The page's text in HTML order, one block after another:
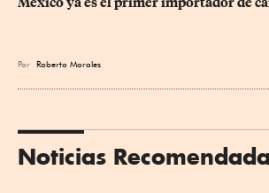
Por Roberto Morales
Noticias